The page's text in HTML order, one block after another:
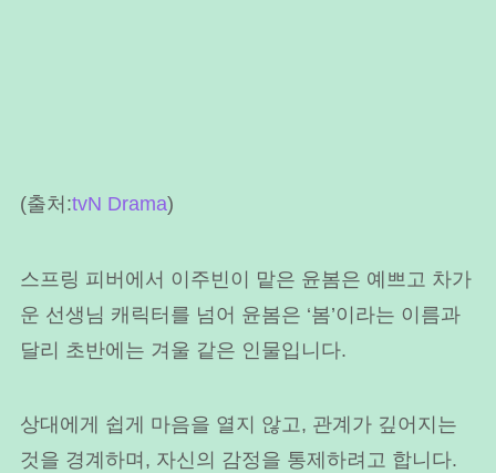
(출처:tvN Drama)
스프링 피버에서 이주빈이 맡은 윤봄은 예쁘고 차가
운 선생님 캐릭터를 넘어 윤봄은 ‘봄’이라는 이름과
달리 초반에는 겨울 같은 인물입니다.
상대에게 쉽게 마음을 열지 않고, 관계가 깊어지는
것을 경계하며, 자신의 감정을 통제하려고 합니다.